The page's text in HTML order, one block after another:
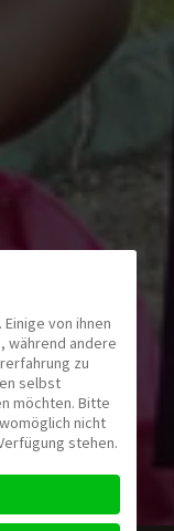
von ihnen
während andere
zu
selbst
möchten. Bitte
nicht
stehen.